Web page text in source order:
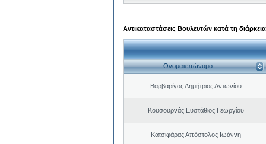
Αντικαταστάσεις Βουλευτών κατά τη
Ονοματεπώνυμο
Βαρβαρίγος Δημήτριος Αντωνίου
Κουσουρνάς Ευστάθιος Γεωργίου
Κατσιφάρας Απόστολος Ιωάννη